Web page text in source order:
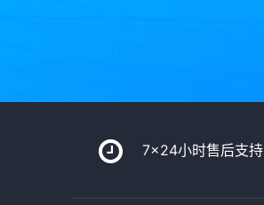
7x24小时售后支持